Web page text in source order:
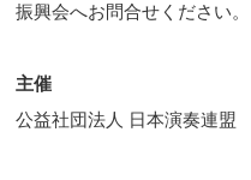
振興会へお問合せください。
主催
公益社団法人 日本演奏連盟